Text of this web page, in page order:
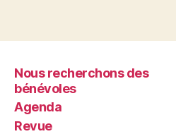
Nous recherchons des
bénévoles
Agenda
Revue